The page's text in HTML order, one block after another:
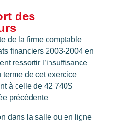
des
de la firme comptable
financiers 2003-2004 en
ressortir l’insuffisance
terme de cet exercice
à celle de 42 740$
précédente.
dans la salle ou en ligne